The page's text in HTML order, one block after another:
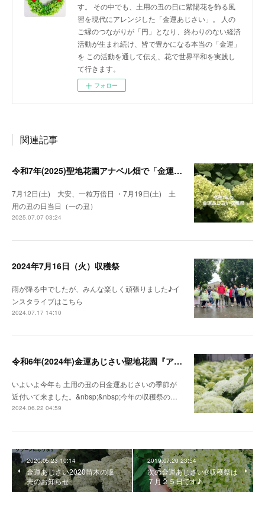
す。 その中でも、土用の丑の日に紫陽花を飾る風
習を現代にアレンジした「金運あじさい」。 人の
ご縁のつながりが「円」となり、終わりのない経済
活動が生まれ続け、皆で豊かになる本当の「金運」
を この活動を通して伝え、花で世界平和を実践し
て行きます。
フォロー
関連記事
令和7年(2025)聖地花園アナベル畑で「金運あじさい」収穫祭
7月12日(土) 大安、一粒万倍日 ・7月19日(土) 土
用の丑の日当日（一の丑）
2025.07.07 03:24
2024年7月16日（火）収穫祭
雨が降る中でしたが、みんな楽しく頑張りました♪イ
ンスタライブはこちら
2024.07.17 14:10
令和6年(2024年)金運あじさい聖地花園『アナベル』の収穫祭 『埼玉県深谷市』
いよいよ今年も 土用の丑の日金運あじさいの季節が
近付いて来ました。&nbsp;&nbsp;今年の収穫祭の…
2024.06.22 04:59
2020.05.23 10:14
金運あじさい2020苗木の販
売のお知らせ
2019.07.20 23:54
次の金運あじさい®︎収穫祭は
７月２５日です♪